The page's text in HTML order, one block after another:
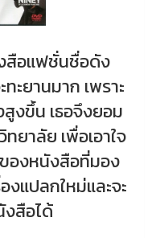
สือแฟชั่นชื่อดัง
ะยานมาก เพราะ
งขึ้น เธอจึงยอม
ยาลัย เพื่อเอาใจ
องหนังสือที่มอง
งแปลกใหม่และจะ
งสือได้